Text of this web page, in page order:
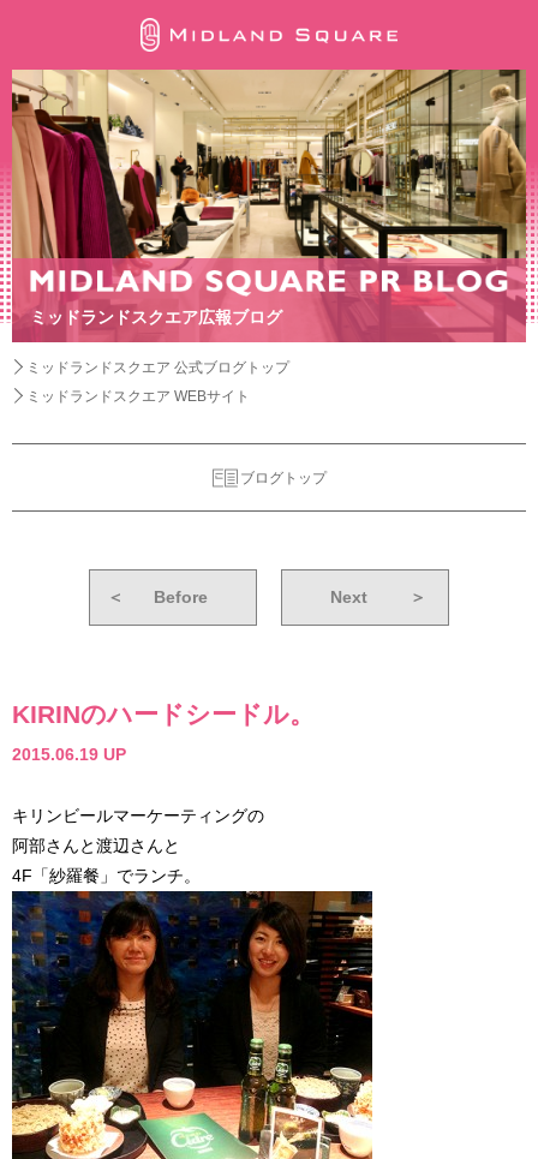
ミッドランドスクエア広報ブログ
ミッドランドスクエア 公式ブログトップ
ミッドランドスクエア WEBサイト
ブログトップ
＜ Before Next ＞
KIRINのハードシードル。
2015.06.19 UP
キリンビールマーケーティングの
阿部さんと渡辺さんと
4F「紗羅餐」でランチ。